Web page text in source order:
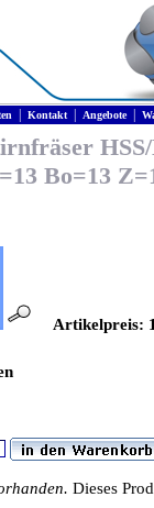
Kontakt| Angebote|
Bo=13
Artikelpreis:
Dieses